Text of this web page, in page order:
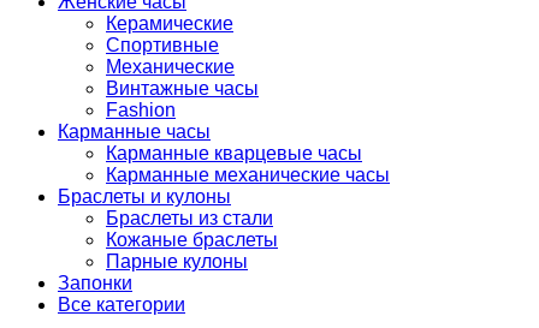
Керамические
Спортивные
Механические
Винтажные часы
Fashion
Карманные часы
Карманные кварцевые часы
Карманные механические часы
Браслеты и кулоны
Браслеты из стали
Кожаные браслеты
Парные кулоны
Запонки
Все категории